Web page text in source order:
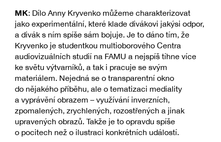
MK: Dílo Anny Kryvenko můžeme charakterizovat
jako experimentální, které klade divákovi jakýsi odpor,
a divák s ním spíše sám bojuje. Je to dáno tím, že
Kryvenko je studentkou multioborového Centra
audiovizuálních studií na FAMU a nejspíš tíhne více
ke světu výtvarníků, a tak i pracuje se svým
materiálem. Nejedná se o transparentní okno
do nějakého příběhu, ale o tematizaci mediality
a vyprávění obrazem – využívání inverzních,
zpomalených, zrychlených, rozostřených a jinak
upravených obrazů. Takže je to opravdu spíše
o pocitech než o ilustraci konkrétních událostí.